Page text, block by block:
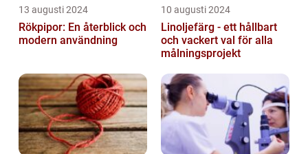
13 augusti 2024
Rökpipor: En återblick och
modern användning
10 augusti 2024
Linoljefärg - ett hållbart
och vackert val för alla
målningsprojekt